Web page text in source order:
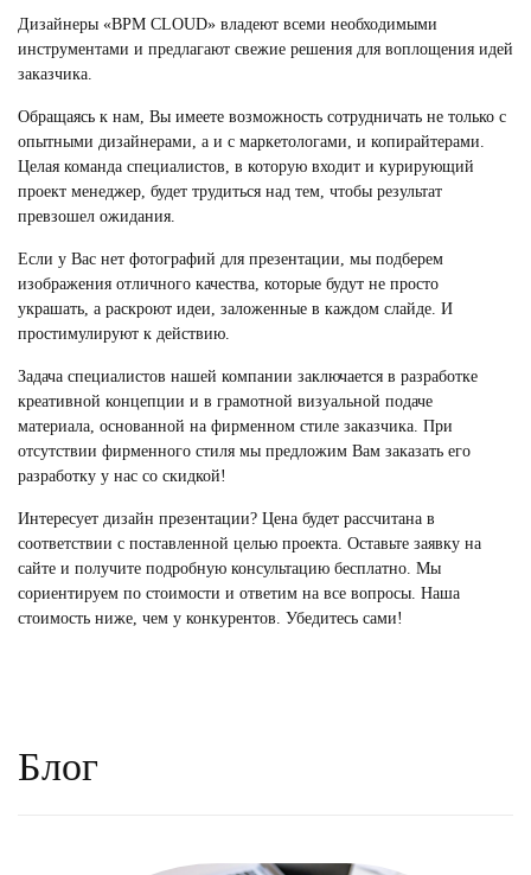
Дизайнеры «BPM CLOUD» владеют всеми необходимыми
инструментами и предлагают свежие решения для воплощения идей
заказчика.
Обращаясь к нам, Вы имеете возможность сотрудничать не только с
опытными дизайнерами, а и с маркетологами, и копирайтерами.
Целая команда специалистов, в которую входит и курирующий
проект менеджер, будет трудиться над тем, чтобы результат
превзошел ожидания.
Если у Вас нет фотографий для презентации, мы подберем
изображения отличного качества, которые будут не просто
украшать, а раскроют идеи, заложенные в каждом слайде. И
простимулируют к действию.
Задача специалистов нашей компании заключается в разработке
креативной концепции и в грамотной визуальной подаче
материала, основанной на фирменном стиле заказчика. При
отсутствии фирменного стиля мы предложим Вам заказать его
разработку у нас со скидкой!
Интересует дизайн презентации? Цена будет рассчитана в
соответствии с поставленной целью проекта. Оставьте заявку на
сайте и получите подробную консультацию бесплатно. Мы
сориентируем по стоимости и ответим на все вопросы. Наша
стоимость ниже, чем у конкурентов. Убедитесь сами!
Блог